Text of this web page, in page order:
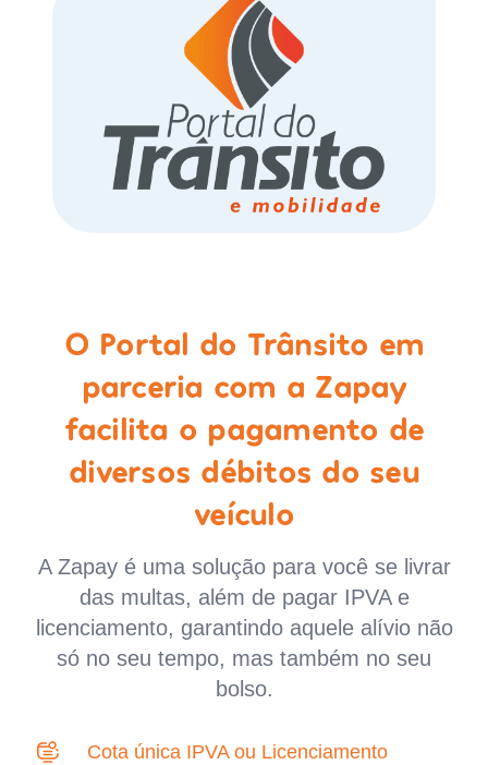
O Portal do Trânsito em
parceria com a Zapay
facilita o pagamento de
diversos débitos do seu
veículo
A Zapay é uma solução para você se livrar
das multas, além de pagar IPVA e
licenciamento, garantindo aquele alívio não
só no seu tempo, mas também no seu
bolso.
Cota única IPVA ou Licenciamento